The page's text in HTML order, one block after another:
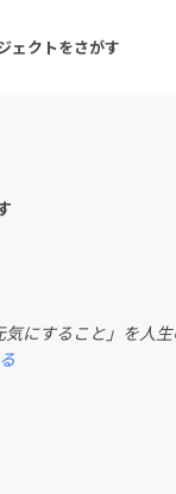
ェクトをさがす
フード・飲食店
にすること」を人